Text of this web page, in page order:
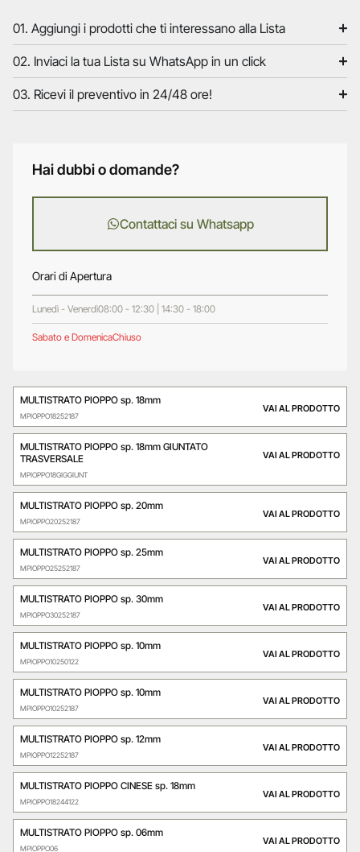
01. Aggiungi i prodotti che ti interessano alla Lista
02. Inviaci la tua Lista su WhatsApp in un click
03. Ricevi il preventivo in 24/48 ore!
Hai dubbi o domande?
Contattaci su Whatsapp
Orari di Apertura
Lunedì - Venerdì08:00 - 12:30 | 14:30 - 18:00
Sabato e DomenicaChiuso
MULTISTRATO PIOPPO sp. 18mm
MPIOPPO18252187
VAI AL PRODOTTO
MULTISTRATO PIOPPO sp. 18mm GIUNTATO
TRASVERSALE
MPIOPPO18GIGGIUNT
VAI AL PRODOTTO
MULTISTRATO PIOPPO sp. 20mm
MPIOPPO20252187
VAI AL PRODOTTO
MULTISTRATO PIOPPO sp. 25mm
MPIOPPO25252187
VAI AL PRODOTTO
MULTISTRATO PIOPPO sp. 30mm
MPIOPPO30252187
VAI AL PRODOTTO
MULTISTRATO PIOPPO sp. 10mm
MPIOPPO10250122
VAI AL PRODOTTO
MULTISTRATO PIOPPO sp. 10mm
MPIOPPO10252187
VAI AL PRODOTTO
MULTISTRATO PIOPPO sp. 12mm
MPIOPPO12252187
VAI AL PRODOTTO
MULTISTRATO PIOPPO CINESE sp. 18mm
MPIOPPO18244122
VAI AL PRODOTTO
MULTISTRATO PIOPPO sp. 06mm
MPIOPPO06
VAI AL PRODOTTO